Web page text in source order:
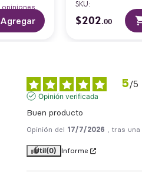
opiniones
Agregar
SKU:
$202.00
5/5
Opinión verificada
Buen producto
Opinión del 17/7/2026 , tras
Útil(0) Informe